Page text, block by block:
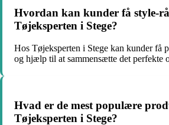
Hvordan kan kunder få style-
Tøjeksperten i Stege?
Hos Tøjeksperten i Stege kan kunder få
og hjælp til at sammensætte det perfekte
Hvad er de mest populære
Tøjeksperten i Stege?